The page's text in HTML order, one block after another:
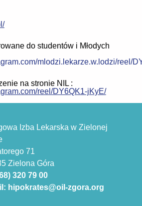
do studentów i Młodych
mlodzi.lekarze.w.lodzi/reel/
na stronie NIL :
reel/DY6QK1-jKyE/
Izba Lekarska w Zielonej
71
Zielona Góra
320 79 00
hipokrates@oil-zgora.org